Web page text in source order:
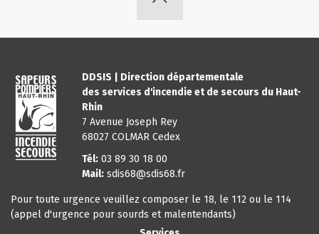
DDSIS | Direction départementale
des services d'incendie et de secours du Haut-
Rhin
7 Avenue Joseph Rey
68027 COLMAR Cedex
Tél: 03 89 30 18 00
Mail: sdis68@sdis68.fr
Pour toute urgence veuillez composer le 18, le 112 ou le 114
(appel d'urgence pour sourds et malentendants)